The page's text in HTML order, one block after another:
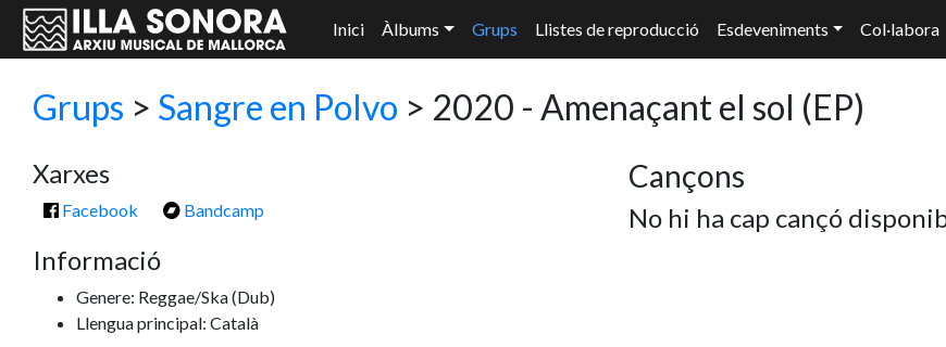
Inici Àlbums Grups Llistes de reproducció Esdeveniments Col·labora
Grups > Sangre en Polvo > 2020 - Amenaçant el sol (EP)
Xarxes
Facebook Bandcamp
Informació
Genere: Reggae/Ska(Dub)
Llengua principal: Català
Cançons
No hi ha cap cançó